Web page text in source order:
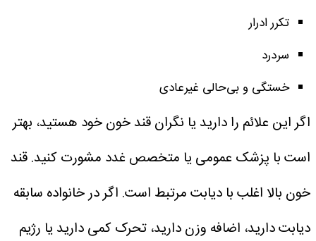
تکرر ادرار
سردرد
خستگی و بی‌حالی غیرعادی
اگر این علائم را دارید یا نگران قند خون خود هستید، بهتر
است با پزشک عمومی یا متخصص غدد مشورت کنید.قند
خون بالا اغلب با دیابت مرتبط است. اگر در خانواده سابقه
دیابت دارید، اضافه وزن دارید، تحرک کمی دارید یا رژیم